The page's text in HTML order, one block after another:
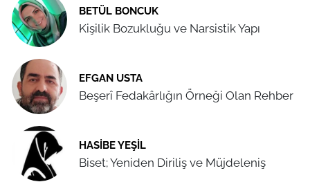
BETÜL BONCUK
Kişilik Bozukluğu ve Narsistik Yapı
EFGAN USTA
Beşerî Fedakârlığın Örneği Olan Rehber
HASIBE YEŞIL
Biset; Yeniden Diriliş ve Müjdeleniş